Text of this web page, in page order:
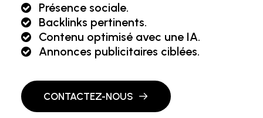
Présence sociale.
Backlinks pertinents.
Contenu optimisé avec une IA.
Annonces publicitaires ciblées.
CONTACTEZ-NOUS